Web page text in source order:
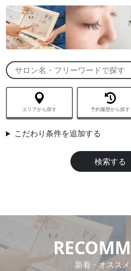
エリアから探す 予約履歴から探す
こだわり条件を追加する
検索する
新着・オスス